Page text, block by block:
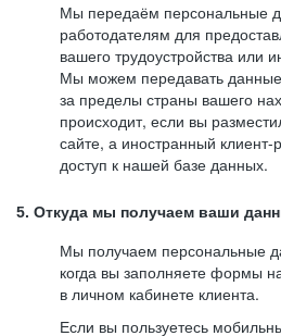
Мы передаём персональные
работодателям для
вашего трудоустройства или
Мы можем передавать данные
за пределы страны вашего
происходит, если вы
сайте, а иностранный
доступ к нашей базе данных.
5. Откуда мы получаем ваши
Мы получаем персональные
когда вы заполняете формы
в личном кабинете клиента.
Если вы пользуетесь